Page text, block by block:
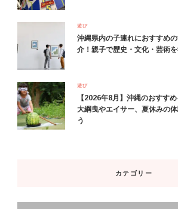
遊び
沖縄県内の子連れにおすすめ
介！親子で歴史・文化・芸術
遊び
【2026年8月】沖縄のおすす
大綱曳やエイサー、夏休みの
う
カテゴリー